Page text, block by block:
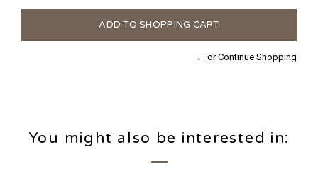
← or Continue Shopping
You might also be interested in: